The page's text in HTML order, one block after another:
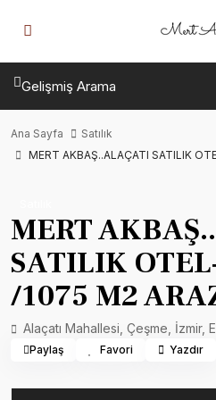
Gelişmiş Arama
Ana Sayfa
Satılık
MERT AKBAŞ..ALAÇATI SATILIK
MERT
SATILIK
/1075 M2
Alaçatı Mahallesi, Çeşme, İzmir,
Paylaş Favori Yazdır